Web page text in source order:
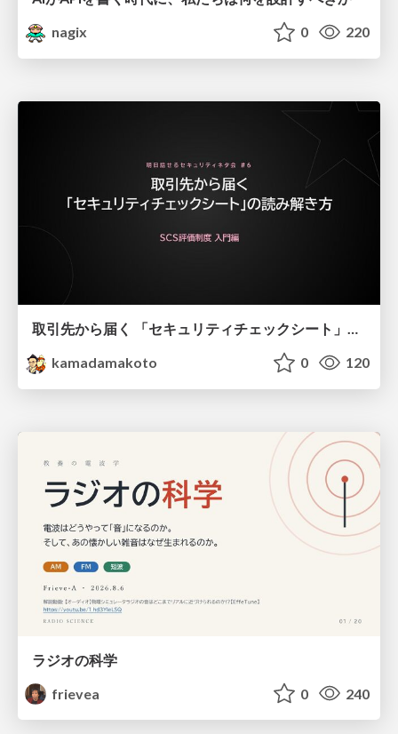
nagix
0 220
取引先から届く 「セキュリティチェックシート」の読み解き方
kamadamakoto
0 120
ラジオの科学
frievea
0 240